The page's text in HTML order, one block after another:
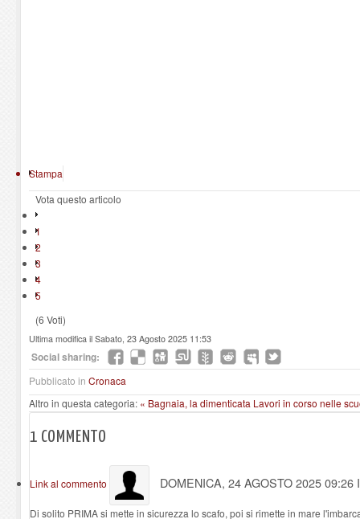
Stampa
Vota questo articolo
1
2
3
4
5
(6 Voti)
Ultima modifica il Sabato, 23 Agosto 2025 11:53
Social sharing:
Pubblicato in Cronaca
Altro in questa categoria: « Bagnaia, la dimenticata Lavori in corso nelle
1 COMMENTO
Link al commento DOMENICA, 24 AGOSTO 2025 09:26
Di solito PRIMA si mette in sicurezza lo scafo, poi si rimette in mare